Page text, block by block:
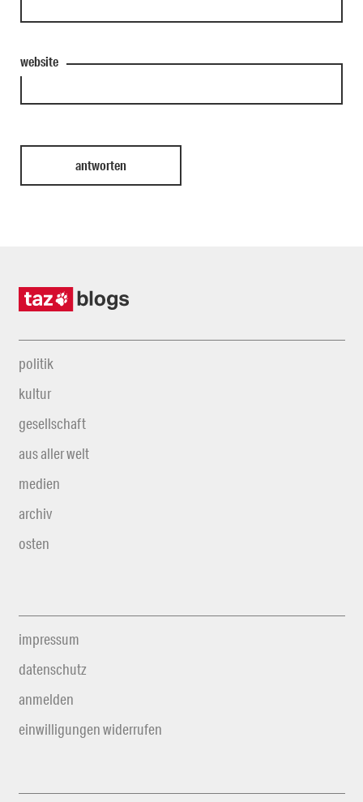
website
politik
kultur
gesellschaft
aus aller welt
medien
archiv
osten
impressum
datenschutz
anmelden
einwilligungen widerrufen